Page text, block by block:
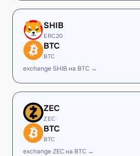
SHIB
ERC20
BTC
BTC
exchange SHIB на BTC →
ZEC
ZEC
BTC
BTC
exchange ZEC на BTC →